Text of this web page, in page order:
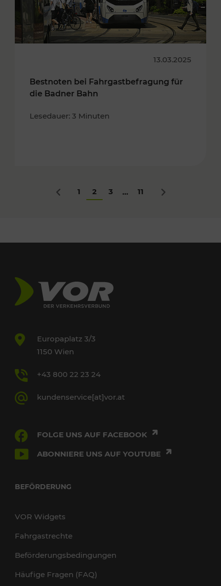
13.03.2025
Bestnoten bei Fahrgastbefragung für
die Badner Bahn
Lesedauer: 3 Minuten
Zurück
1 2 3 ... 11 Nächstes
Europaplatz 3/3
1150 Wien
+43 800 22 23 24
kundenservice[at]vor.at
FOLGE UNS AUF FACEBOOK
ABONNIERE UNS AUF YOUTUBE
BEFÖRDERUNG
VOR Widgets
Fahrgastrechte
Beförderungsbedingungen
Häufige Fragen (FAQ)